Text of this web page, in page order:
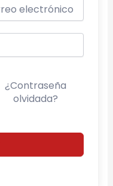
¿Contraseña
olvidada?